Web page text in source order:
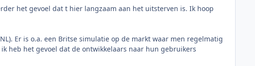
het gevoel dat t hier langzaam aan het uitsterven is. Ik hoop
Er is o.a. een Britse simulatie op de markt waar men regelmatig
heb het gevoel dat de ontwikkelaars naar hun gebruikers